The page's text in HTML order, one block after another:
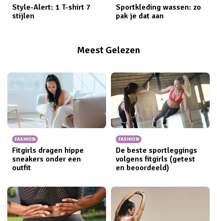
Style-Alert: 1 T-shirt 7
stijlen
Sportkleding wassen: zo
pak je dat aan
Meest Gelezen
FASHION
Fitgirls dragen hippe
sneakers onder een
outfit
FASHION
De beste sportleggings
volgens fitgirls (getest
en beoordeeld)